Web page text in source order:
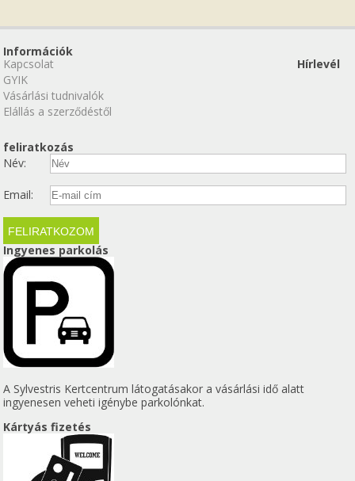
Információk
Kapcsolat
GYIK
Vásárlási tudnivalók
Elállás a szerződéstől
Hírlevél
feliratkozás
Név:
Email:
Ingyenes parkolás
A Sylvestris Kertcentrum látogatásakor a vásárlási idő alatt
ingyenesen veheti igénybe parkolónkat.
Kártyás fizetés